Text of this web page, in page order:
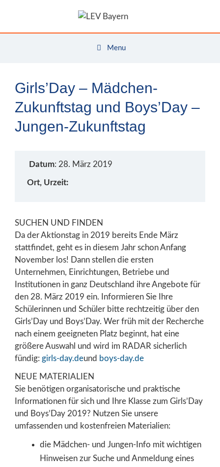
Menu
Girls’Day – Mädchen-
Zukunftstag und Boys’Day –
Jungen-Zukunftstag
Datum: 28. März 2019
Ort, Urzeit:
SUCHEN UND FINDEN
Da der Aktionstag in 2019 bereits Ende März
stattfindet, geht es in diesem Jahr schon Anfang
November los! Dann stellen die ersten
Unternehmen, Einrichtungen, Betriebe und
Institutionen in ganz Deutschland ihre Angebote für
den 28. März 2019 ein. Informieren Sie Ihre
Schülerinnen und Schüler bitte rechtzeitig über den
Girls’Day und Boys’Day. Wer früh mit der Recherche
nach einem geeigneten Platz beginnt, hat eine
größere Auswahl und wird im RADAR sicherlich
fündig: girls-day.deund boys-day.de
NEUE MATERIALIEN
Sie benötigen organisatorische und praktische
Informationen für sich und Ihre Klasse zum Girls’Day
und Boys’Day 2019? Nutzen Sie unsere
umfassenden und kostenfreien Materialien:
die Mädchen- und Jungen-Info mit wichtigen
Hinweisen zur Suche und Anmeldung eines